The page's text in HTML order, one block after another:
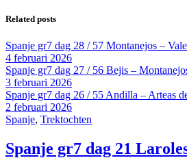
Related posts
Spanje gr7 dag 28 / 57 Montanejos –
4 februari 2026
Spanje gr7 dag 27 / 56 Bejis –
3 februari 2026
Spanje gr7 dag 26 / 55 Andilla – Arteas
2 februari 2026
Spanje, Trektochten
Spanje gr7 dag 21